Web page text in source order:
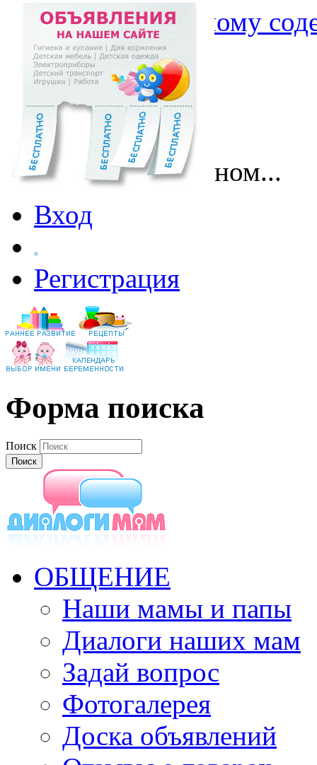
Перейти к основному
Поговорим о главном...
Вход
Регистрация
Форма поиска
Поиск
ОБЩЕНИЕ
Наши мамы и папы
Диалоги наших мам
Задай вопрос
Фотогалерея
Доска объявлений